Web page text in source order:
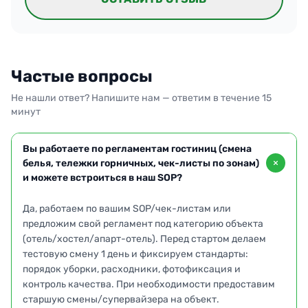
Частые вопросы
Не нашли ответ? Напишите нам — ответим в течение 15
минут
Вы работаете по регламентам гостиниц (смена
белья, тележки горничных, чек-листы по зонам)
и можете встроиться в наш SOP?
Да, работаем по вашим SOP/чек-листам или
предложим свой регламент под категорию объекта
(отель/хостел/апарт-отель). Перед стартом делаем
тестовую смену 1 день и фиксируем стандарты:
порядок уборки, расходники, фотофиксация и
контроль качества. При необходимости предоставим
старшую смены/супервайзера на объект.